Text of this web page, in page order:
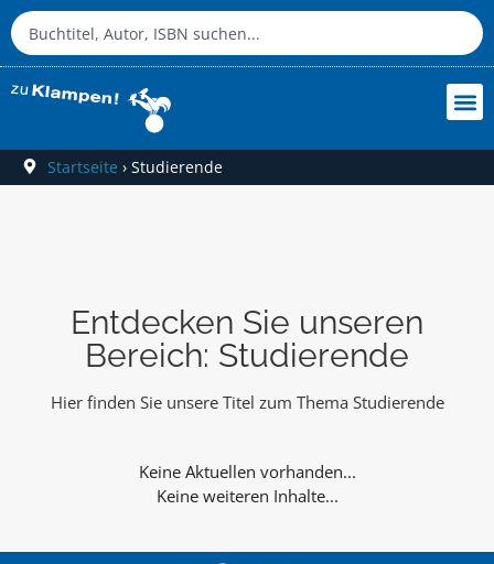
Startseite › Studierende
Entdecken Sie unseren
Bereich: Studierende
Hier finden Sie unsere Titel zum Thema Studierende
Keine weiteren Inhalte...